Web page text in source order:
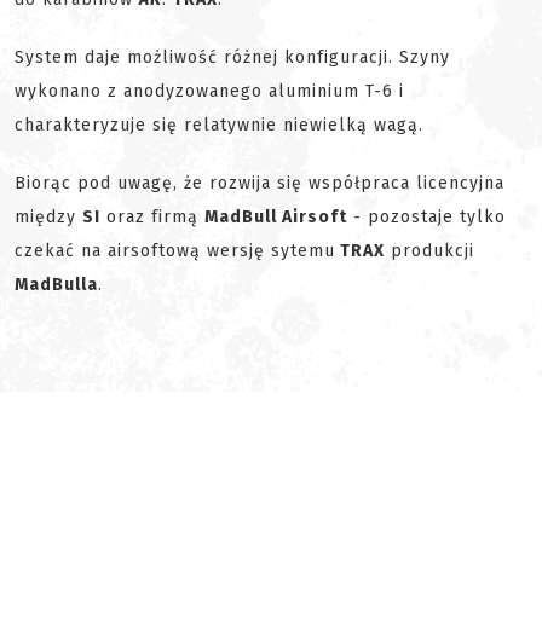
System daje możliwość różnej konfiguracji. Szyny
wykonano z anodyzowanego aluminium T-6 i
charakteryzuje się relatywnie niewielką wagą.
Biorąc pod uwagę, że rozwija się współpraca licencyjna
między SI oraz firmą MadBull Airsoft - pozostaje tylko
czekać na airsoftową wersję sytemu TRAX produkcji
MadBulla.